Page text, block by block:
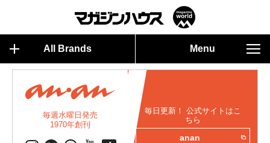
All Brands Menu
毎週水曜日発売
1970年創刊
毎日更新！ 公式サイトはこ
ちら
anan